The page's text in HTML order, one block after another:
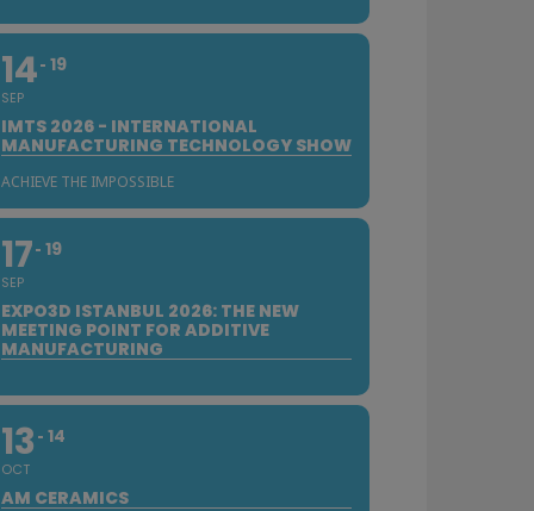
14
SEP
19
IMTS 2026 - INTERNATIONAL
MANUFACTURING TECHNOLOGY SHOW
ACHIEVE THE IMPOSSIBLE
17
SEP
19
EXPO3D ISTANBUL 2026: THE NEW
MEETING POINT FOR ADDITIVE
MANUFACTURING
13
OCT
14
AM CERAMICS